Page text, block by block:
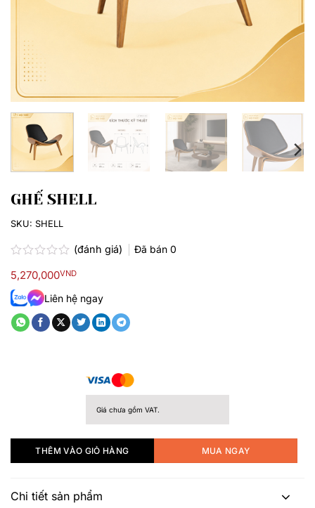
GHẾ SHELL
xếp
hạng
0.0
5
sao
(đánh giá) Đã bán 0
5,270,000VND
Liên hệ ngay
Giá chưa gồm VAT.
THÊM VÀO GIỎ HÀNG MUA NGAY
SKU: SHELL
Chi tiết sản phẩm